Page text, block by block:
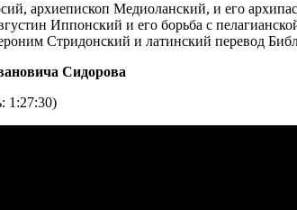
архиепископ Медиоланский, и его
Иппонский и его борьба с
Стридонский и латинский перевод
Сидорова
1:27:30)